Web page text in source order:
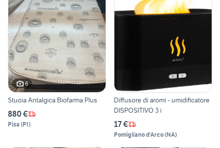
6
Stuoia Antalgica Biofarma Plus
880 €
Pisa (PI)
Diffusore di aromi - umidificatore
DISPOSITIVO 3 i
17 €
Pomigliano d'Arco(NA)